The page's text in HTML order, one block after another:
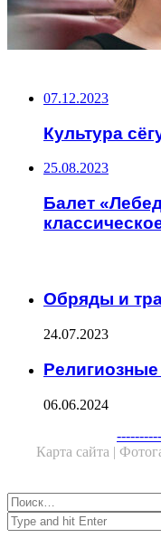
07.12.2023
Культура
25.08.2023
Балет
Обряды и
24.07.2023
06.06.2024
Карта сайта |
Close
Найти:
Close